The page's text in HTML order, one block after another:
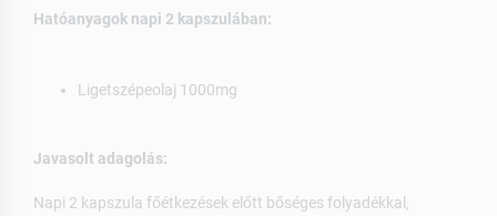
Hatóanyagok napi 2 kapszulában:
Ligetszépeolaj 1000mg
Javasolt adagolás:
Napi 2 kapszula főétkezések előtt bőséges folyadékkal,